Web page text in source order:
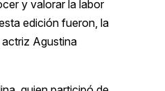
y valorar la labor
edición fueron, la
Agustina